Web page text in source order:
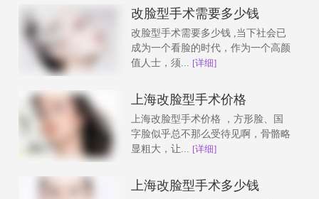
改脸型手术需要多少钱
改脸型手术需要多少钱 ,当下社会已
成为一个看脸的时代，作为一个高颜
值人士，须... [详细]
上海改脸型手术价格
上海改脸型手术价格 ，方形脸、国
字脸似乎总不那么受待见啊，骨骼略
显粗大，让... [详细]
上海改脸型手术多少钱